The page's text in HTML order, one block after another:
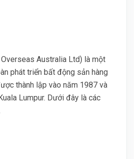
Overseas Australia Ltd) là một
phát triển bất động sản hàng
thành lập vào năm 1987 và
Lumpur. Dưới đây là các